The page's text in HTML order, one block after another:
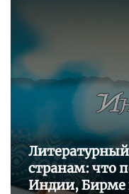
странам: что
Индии, Бирме